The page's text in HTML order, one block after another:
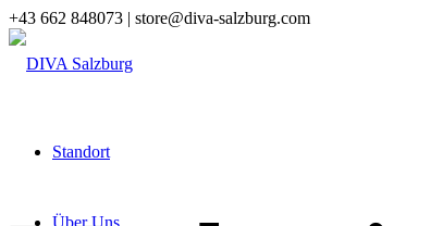
+43 662 848073 | store@diva-salzburg.com
Standort
Über Uns